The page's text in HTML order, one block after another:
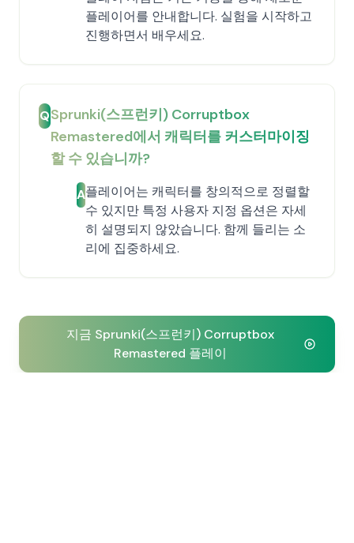
플레이어를 안내합니다. 실험을 시작하고
진행하면서 배우세요.
QSprunki(스프런키) Corruptbox
Remastered에서 캐릭터를 커스터마이징
할 수 있습니까?
A플레이어는 캐릭터를 창의적으로 정렬할
수 있지만 특정 사용자 지정 옵션은 자세
히 설명되지 않았습니다. 함께 들리는 소
리에 집중하세요.
지금 Sprunki(스프런키) Corruptbox
Remastered 플레이